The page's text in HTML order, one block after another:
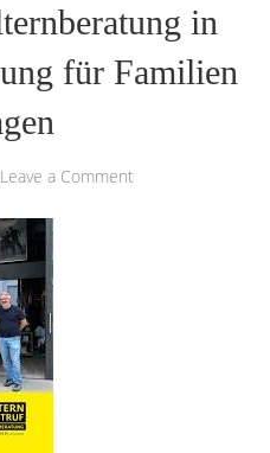
in
für Familien
Leave a Comment